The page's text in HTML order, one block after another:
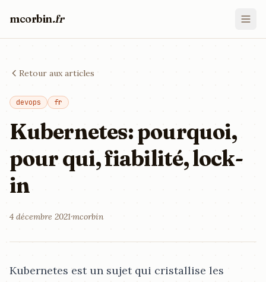
mcorbin.fr
Retour aux articles
devops fr
Kubernetes: pourquoi,
pour qui, fiabilité, lock-
in
4 décembre 2021·mcorbin
Kubernetes est un sujet qui cristallise les